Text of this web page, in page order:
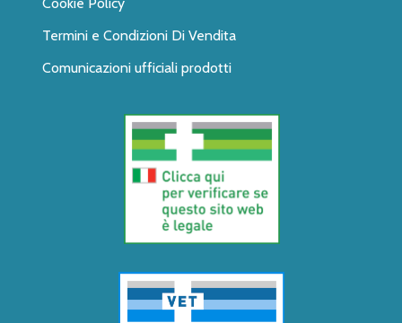
Termini e Condizioni Di Vendita
Comunicazioni ufficiali prodotti